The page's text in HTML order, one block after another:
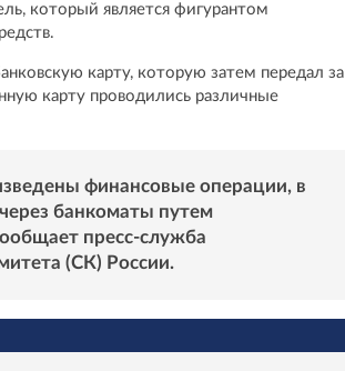
который является фигурантом
карту, которую затем передал за
карту проводились различные
финансовые операции, в
банкоматы путем
пресс-служба
(СК) России.